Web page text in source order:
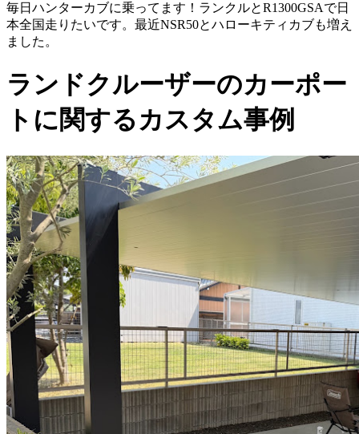
毎日ハンターカブに乗ってます！ランクルとR1300GSAで日
本全国走りたいです。最近NSR50とハローキティカブも増え
ました。
ランドクルーザーのカーポー
トに関するカスタム事例